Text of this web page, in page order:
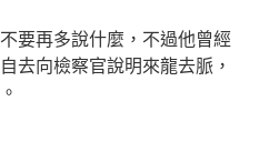
要再多說什麼，不過他曾經
去向檢察官說明來龍去脈，